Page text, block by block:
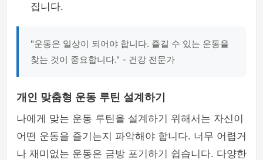
집니다.
"운동은 일상이 되어야 합니다. 즐길 수 있는 운동을
찾는 것이 중요합니다." - 건강 전문가
개인 맞춤형 운동 루틴 설계하기
나에게 맞는 운동 루틴을 설계하기 위해서는 자신이
어떤 운동을 즐기는지 파악해야 합니다. 너무 어렵거
나 재미없는 운동은 금방 포기하기 쉽습니다. 다양한